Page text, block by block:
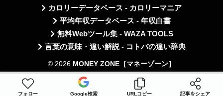
カロリーデータベース - カロリーマニア
平均年収データベース - 年収白書
無料Webツール集 - WAZA TOOLS
言葉の意味・違い解説 - コトバの違い辞典
© 2026 MONEY ZONE［マネーゾーン］
フォロー Google検索 URLコピー 記事をシェア